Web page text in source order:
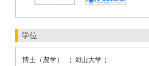
学位
博士（農学） （ 岡山大学 ）